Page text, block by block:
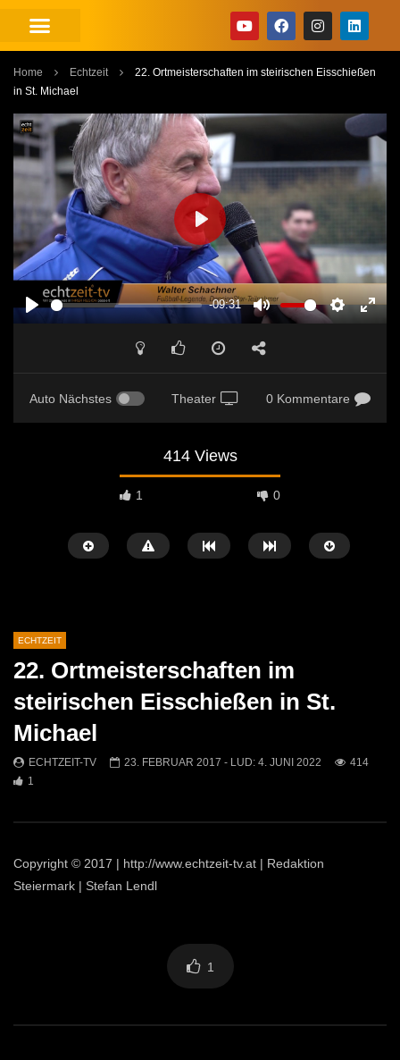
Home Echtzeit
22. Ortmeisterschaften im steirischen Eisschießen
in St. Michael
PLAY
-09:31
MUTE SETTINGS
PLAY
Auto Nächstes Theater 0 Kommentare
414 Views
1 0
„Spirituelle Reise“ Vocalensemble
Mittendrin
ECHTZEIT-TV
18. NOVEMBER 2024
812
ECHTZEIT-TV
ECHTZEIT
22. Ortmeisterschaften im
steirischen Eisschießen in St.
Michael
ECHTZEIT-TV 23. FEBRUAR 2017 - LUD: 4. JUNI 2022
414
1
Copyright © 2017 | http://www.echtzeit-tv.at | Redaktion
Steiermark | Stefan Lendl
1